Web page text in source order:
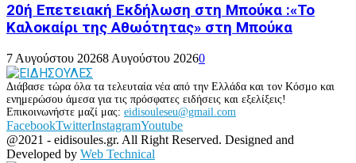
20ή Επετειακή Εκδήλωση στη Μπούκα :«Το
Καλοκαίρι της Αθωότητας» στη Μπούκα
7 Αυγούστου 20268 Αυγούστου 20260
Διάβασε τώρα όλα τα τελευταία νέα από την Ελλάδα και τον Κόσμο και
ενημερώσου άμεσα για τις πρόσφατες ειδήσεις και εξελίξεις!
Επικοινωνήστε μαζί μας: eidisouleseu@gmail.com
FacebookTwitterInstagramYoutube
@2021 - eidisoules.gr. All Right Reserved. Designed and
Developed by Web Technical